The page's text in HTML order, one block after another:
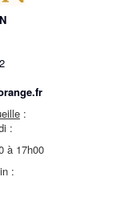
:
:
à 17h00
: